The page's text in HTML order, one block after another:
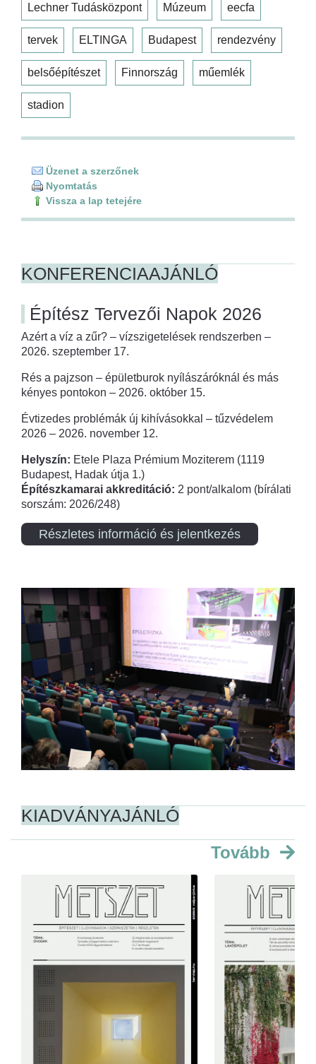
Lechner Tudásközpont Múzeum eecfa
tervek ELTINGA Budapest rendezvény
belsőépítészet Finnország műemlék
stadion
Üzenet a szerzőnek
Nyomtatás
Vissza a lap tetejére
KONFERENCIAAJÁNLÓ
Építész Tervezői Napok 2026
Azért a víz a zűr? – vízszigetelések rendszerben –
2026. szeptember 17.
Rés a pajzson – épületburok nyílászáróknál és más
kényes pontokon – 2026. október 15.
Évtizedes problémák új kihívásokkal – tűzvédelem
2026 – 2026. november 12.
Helyszín: Etele Plaza Prémium Moziterem (1119
Budapest, Hadak útja 1.)
Építészkamarai akkreditáció: 2 pont/alkalom (bírálati
sorszám: 2026/248)
Részletes információ és jelentkezés
KIADVÁNYAJÁNLÓ
Tovább